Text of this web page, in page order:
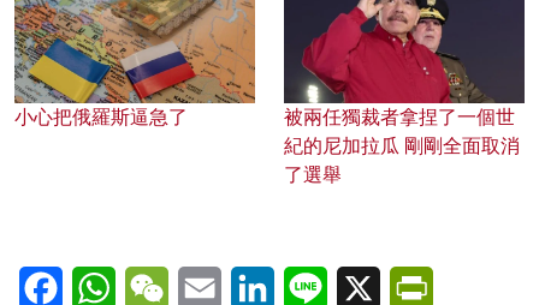
小心把俄羅斯逼急了
被兩任獨裁者拿捏了一個世
紀的尼加拉瓜 剛剛全面取消
了選舉
FacebookWhatsAppWeChatEmail LinkedInLine X